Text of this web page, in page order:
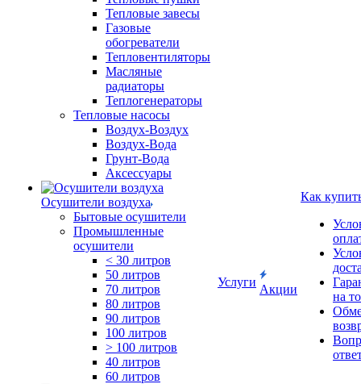
Тепловые завесы
Газовые
обогреватели
Тепловентиляторы
Масляные
радиаторы
Теплогенераторы
Тепловые насосы
Воздух-Воздух
Воздух-Вода
Грунт-Вода
Аксессуары
Осушители воздуха
Бытовые осушители
Промышленные
осушители
< 30 литров
50 литров
70 литров
80 литров
90 литров
100 литров
> 100 литров
40 литров
60 литров
Услуги
Акции
Как
на